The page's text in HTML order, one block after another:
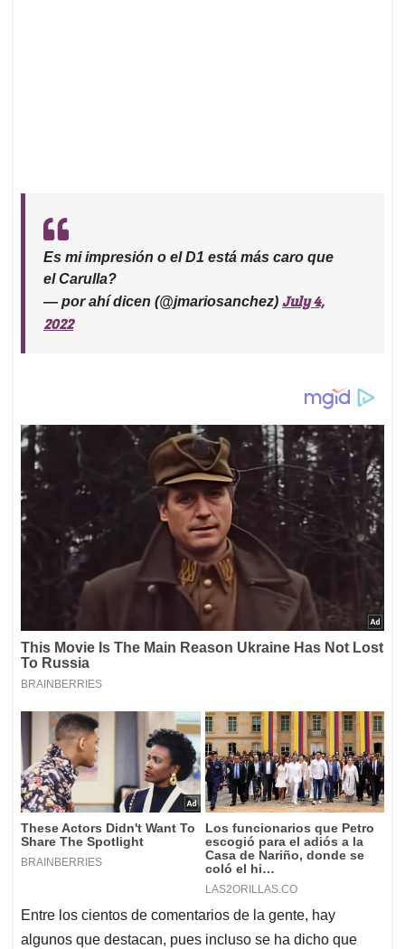
Es mi impresión o el D1 está más caro que
el Carulla?
— por ahí dicen (@jmariosanchez) July 4,
2022
Entre los cientos de comentarios de la gente, hay
algunos que destacan, pues incluso se ha dicho que